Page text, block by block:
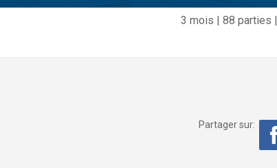
3 mois | 88 parties |
Partager sur: